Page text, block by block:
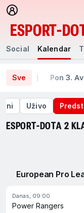
ESPORT-
Social Kalendar
Sve Pon 3.
Uživo
ESPORT-DOTA 2
European Pro
danas, 09:00
Power Rangers